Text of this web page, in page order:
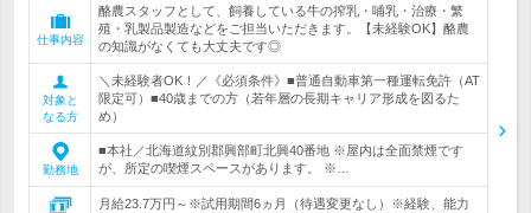
仕事内容
酪農スタッフとして、飼養している牛の搾乳・哺乳・治療・繁
殖・乳製品製造などをご担当いただきます。【未経験OK】酪農
の知識がなくても大丈夫です◎
対象と
なる方
＼未経験者OK！／《必須条件》■普通自動車第一種運転免許（AT
限定可）■40歳までの方（若年層の長期キャリア形成を図るた
め）
勤務地
■本社／北海道紋別郡興部町北興40番地 ※屋内は全面禁煙です
が、所定の喫煙スペースがあります。 ※…
月給23.7万円～※試用期間6ヵ月（待遇変更なし）※経験、能力